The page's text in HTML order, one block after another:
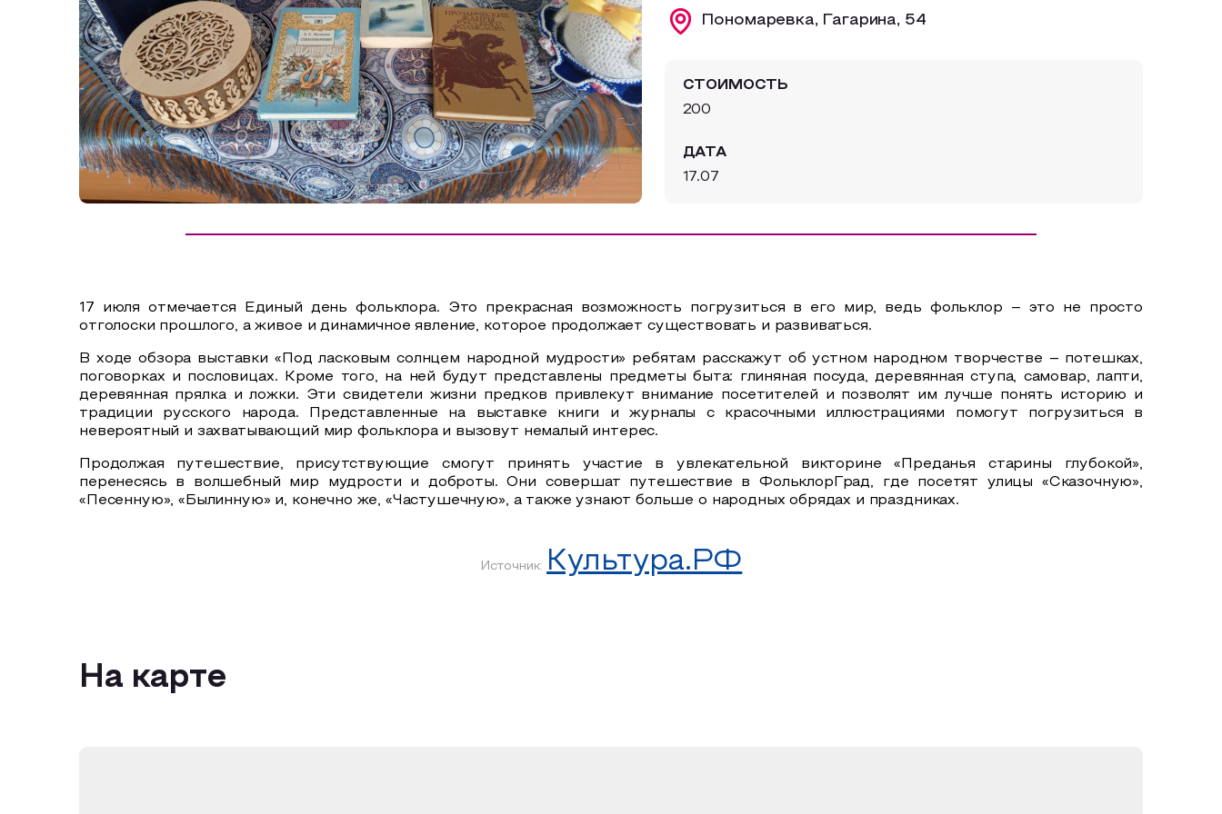
Сельский туризм
Аудио маршруты
Автотуризм
Образовательный туризм
Аттестованные экскурсоводы
СУВЕНИРЫ
НАЦИОНАЛЬНЫЙ ТУРИСТСКИЙ МАРШРУТ
Пономаревка, Гагарина, 54
СТОИМОСТЬ
200
ДАТА
17.07
17 июля отмечается Единый день фольклора. Это прекрасная возможность погрузиться в его мир, ведь фольклор – это не просто
отголоски прошлого, а живое и динамичное явление, которое продолжает существовать и развиваться.
В ходе обзора выставки «Под ласковым солнцем народной мудрости» ребятам расскажут об устном народном творчестве – потешках,
поговорках и пословицах. Кроме того,
на ней будут представлены предметы быта: глиняная посуда, деревянная ступа, самовар, лапти,
деревянная прялка и ложки. Эти свидетели жизни предков привлекут внимание посетителей и позволят им лучше понять историю и
традиции русского народа. Представленные на выставке
книги и журналы с красочными иллюстрациями помогут погрузиться в
невероятный и захватывающий мир фольклора и вызовут немалый интерес.
Продолжая путешествие, присутствующие смогут принять участие в увлекательной викторине «Преданья старины глубокой»,
перенесясь
в волшебный мир мудрости и доброты. Они совершат путешествие в ФольклорГрад, где посетят улицы «Сказочную»,
«Песенную», «Былинную» и, конечно же, «Частушечную», а также узнают больше о народных обрядах и праздниках.
Источник: Культура.РФ
На карте